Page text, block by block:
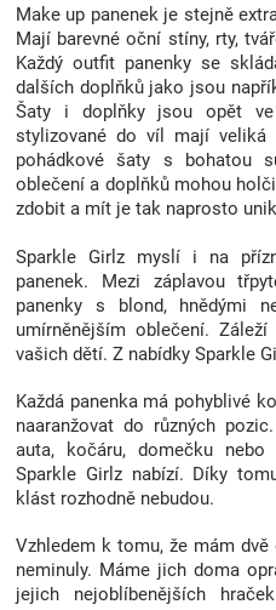
Make up panenek je stejně
Mají barevné oční stíny, rty,
Každý outfit panenky se
dalších doplňků jako jsou
Šaty i doplňky jsou opět ve
stylizované do víl mají veliká
pohádkové šaty s bohatou
oblečení a doplňků mohou
zdobit a mít je tak naprosto
Sparkle Girlz myslí i na
panenek. Mezi záplavou
panenky s blond, hnědými
umírněnějším oblečení.
vašich dětí. Z nabídky Sparkle
Každá panenka má pohyblivé
naaranžovat do různých
auta, kočáru, domečku
Sparkle Girlz nabízí. Díky
klást rozhodně nebudou.
Vzhledem k tomu, že mám
neminuly. Máme jich doma
jejich nejoblíbenějších